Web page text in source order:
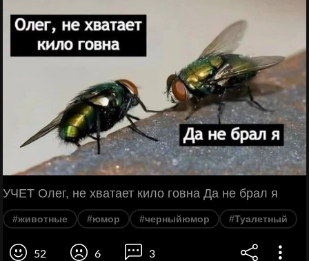
УЧЕТ Олег, не хватает кило говна Да не брал я
#животные #юмор #черныйюмор #Туалетный
52 6 3